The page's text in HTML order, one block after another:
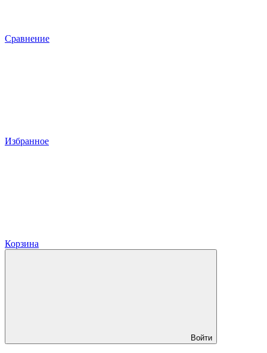
Сравнение
Избранное
Корзина
Войти